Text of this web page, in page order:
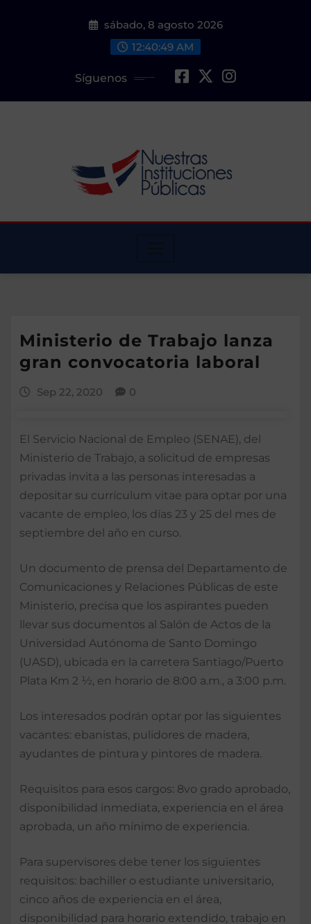
sábado, 8 agosto 2026
12:40:51 AM
Síguenos
Ministerio de Trabajo lanza
gran convocatoria laboral
Sep 22, 2020 0
El Servicio Nacional de Empleo (SENAE), del
Ministerio de Trabajo, a solicitud de empresas
privadas invita a las personas interesadas a
depositar su currículum vitae para optar por una
vacante de empleo, los días 23 y 25 del mes de
septiembre del año en curso.
Un documento de prensa del Departamento de
Comunicaciones y Relaciones Públicas de este
Ministerio, precisa que los aspirantes pueden
llevar sus documentos al Salón de Actos de la
Universidad Autónoma de Santo Domingo
(UASD), ubicada en la carretera Santiago/Puerto
Plata Km 2 ½, en horario de 8:00 a.m., a 3:00 p.m.
Los interesados podrán optar por las siguientes
vacantes: ebanistas, pulidores de madera,
ayudantes de pintura y pintores de madera.
Requisitos para esos cargos: 8vo grado aprobado,
disponibilidad inmediata, experiencia en el área
aprobada, un año mínimo de experiencia.
Para supervisores debe tener los siguientes
requisitos: bachiller o estudiante universitario,
cinco años de experiencia en el área,
disponibilidad para horario extendido, trabajo en